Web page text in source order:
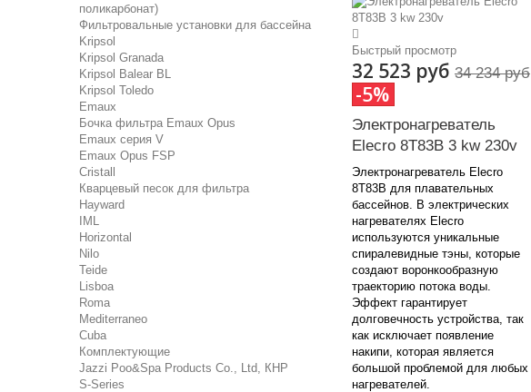
поликарбонат)
Фильтровальные установки для бассейна
Kripsol
Kripsol Granada
Kripsol Balear BL
Kripsol Toledo
Emaux
Бочка фильтра Emaux Opus
Emaux серия V
Emaux Opus FSP
Cristall
Кварцевый песок для фильтра
Hayward
IML
Horizontal
Nilo
Teide
Lisboa
Roma
Mediterraneo
Cuba
Комплектующие
Jazzi Poo&Spa Products Co., Ltd, КНР
S-Series
Быстрый просмотр
32 523 руб 34 234 руб
-5%
Электронагреватель
Elecro 8Т83В 3 kw 230v
Электронагреватель Elecro
8Т83В для плавательных
бассейнов. В электрических
нагревателях Elecro
используются уникальные
спиралевидные тэны, которые
создают воронкообразную
траекторию потока воды.
Эффект гарантирует
долговечность устройства, так
как исключает появление
накипи, которая является
большой проблемой для любых
нагревателей.